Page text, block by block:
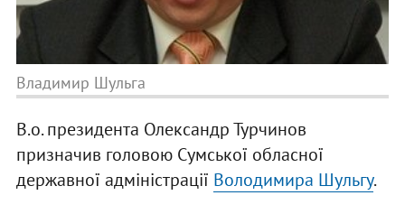
Владимир Шульга
В.о. президента Олександр Турчинов
призначив головою Сумської обласної
державної адміністрації Володимира Шульгу.